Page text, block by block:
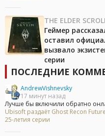
THE ELDER
Геймер
оставил
вызвало
серии
ПОСЛЕДНИЕ
AndrewVishnevsky
17 минут назад
Лучше бы включили обратно
Ubisoft раздаёт Ghost Recon
25-летия серии